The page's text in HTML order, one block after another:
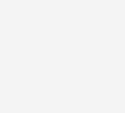
bei gestalterisch
sind rechtlich oder
(z. B. zu
Verbrauchsangaben) innerhalb
eingebettet. Aus Gründen der
dem Corporate Design von
Einbindungen war es in diesen